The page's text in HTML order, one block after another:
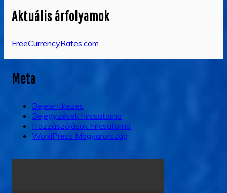
Aktuális árfolyamok
FreeCurrencyRates.com
Meta
Bejelentkezés
Bejegyzések hírcsatorna
Hozzászólások hírcsatorna
WordPress Magyarország